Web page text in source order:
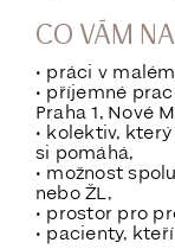
CO VÁM
• práci v
• příjemné
Praha 1, Nové
• kolektiv,
si pomáhá,
• možnost
nebo ŽL,
• prostor pro
• pacienty,